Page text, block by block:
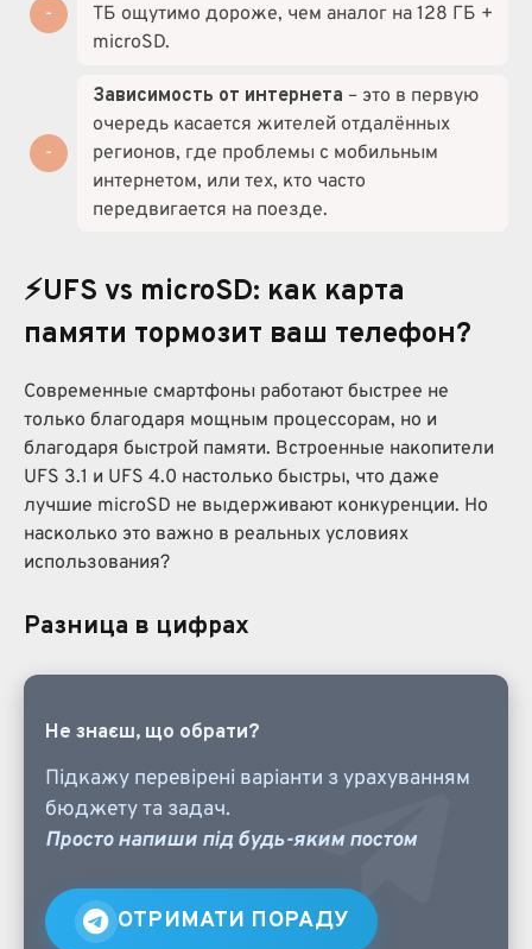
ТБ ощутимо дороже, чем аналог на 128 ГБ +
microSD.
Зависимость от интернета – это в первую
очередь касается жителей отдалённых
регионов, где проблемы с мобильным
интернетом, или тех, кто часто
передвигается на поезде.
⚡UFS vs microSD: как карта
памяти тормозит ваш телефон?
Современные смартфоны работают быстрее не
только благодаря мощным процессорам, но и
благодаря быстрой памяти. Встроенные накопители
UFS 3.1 и UFS 4.0 настолько быстры, что даже
лучшие microSD не выдерживают конкуренции. Но
насколько это важно в реальных условиях
использования?
Разница в цифрах
Не знаєш, що обрати?
Підкажу перевірені варіанти з урахуванням
бюджету та задач.
Просто напиши під будь-яким постом
ОТРИМАТИ ПОРАДУ